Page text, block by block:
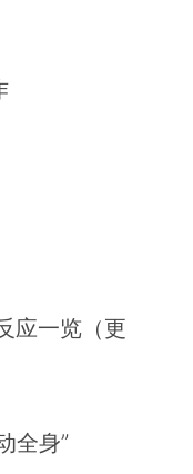
应一览（更
全身”